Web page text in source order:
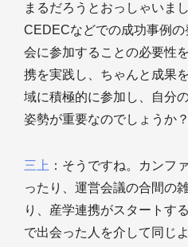
まるだろうとおっしゃいま
CEDECなどでの成功事例
会に参加することの必要性
携を実践し、ちゃんと成果
域に積極的に参加し、自分
姿勢が重要なのでしょうか？
三上 ：そうですね。カンフ
ったり、運営会議の合間の
り、産学連携がスタートす
で出会った人を介して同じ